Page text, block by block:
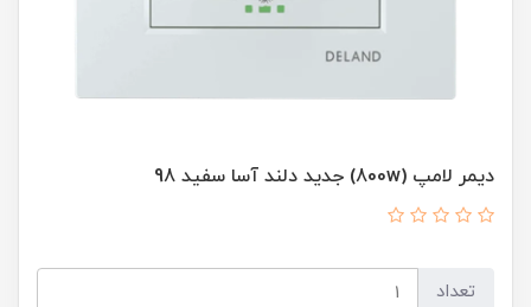
دیمر لامپ (800w) جدید دلند آسا سفید 98
تعداد